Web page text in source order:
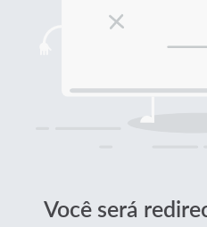
Você será